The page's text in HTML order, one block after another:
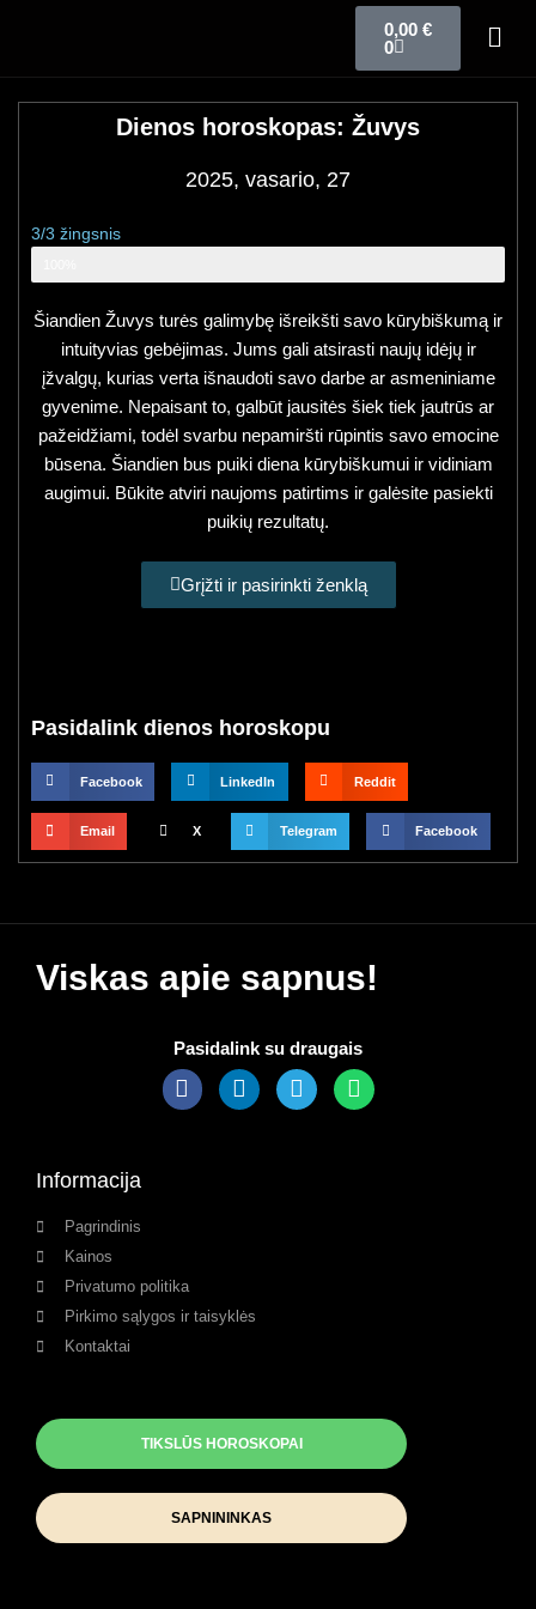
0,00 €
0
Dienos horoskopas: Žuvys
2025, vasario, 27
3/3 žingsnis
Šiandien Žuvys turės galimybę išreikšti savo kūrybiškumą ir
intuityvias gebėjimas. Jums gali atsirasti naujų idėjų ir
įžvalgų, kurias verta išnaudoti savo darbe ar asmeniniame
gyvenime. Nepaisant to, galbūt jausitės šiek tiek jautrūs ar
pažeidžiami, todėl svarbu nepamiršti rūpintis savo emocine
būsena. Šiandien bus puiki diena kūrybiškumui ir vidiniam
augimui. Būkite atviri naujoms patirtims ir galėsite pasiekti
puikių rezultatų.
Grįžti ir pasirinkti ženklą
Pasidalink dienos horoskopu
Facebook LinkedIn Reddit
Email X Telegram Facebook
Viskas apie sapnus!
Pasidalink su draugais
Informacija
Pagrindinis
Kainos
Privatumo politika
Pirkimo sąlygos ir taisyklės
Kontaktai
TIKSLŪS HOROSKOPAI
SAPNININKAS